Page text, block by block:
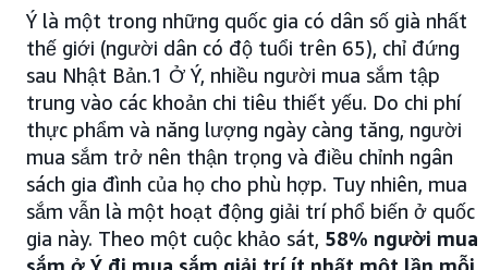
Ý là một trong những quốc gia có dân số già nhất
thế giới (người dân có độ tuổi trên 65), chỉ đứng
sau Nhật Bản.1 Ở Ý, nhiều người mua sắm tập
trung vào các khoản chi tiêu thiết yếu. Do chi phí
thực phẩm và năng lượng ngày càng tăng, người
mua sắm trở nên thận trọng và điều chỉnh ngân
sách gia đình của họ cho phù hợp. Tuy nhiên, mua
sắm vẫn là một hoạt động giải trí phổ biến ở quốc
gia này. Theo một cuộc khảo sát, 58% người mua